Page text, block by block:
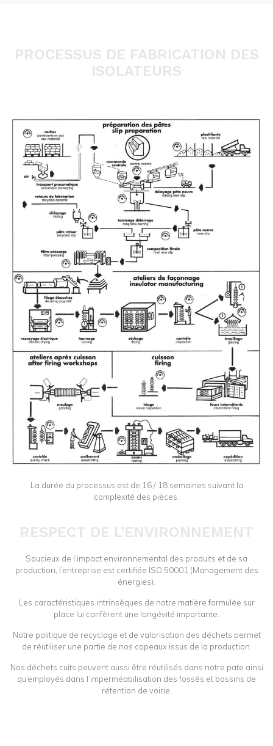
PROCESSUS DE FABRICATION DES
ISOLATEURS
La durée du processus est de 16 / 18 semaines suivant la
complexité des pièces.
RESPECT DE L’ENVIRONNEMENT
Soucieux de l’impact environnemental des produits et de sa
production, l’entreprise est certifiée ISO 50001 (Management des
énergies).
Les caractéristiques intrinsèques de notre matière formulée sur
place lui confèrent une longévité importante.
Notre politique de recyclage et de valorisation des déchets permet
de réutiliser une partie de nos copeaux issus de la production.
Nos déchets cuits peuvent aussi être réutilisés dans notre pate ainsi
qu’employés dans l’imperméabilisation des fossés et bassins de
rétention de voirie.